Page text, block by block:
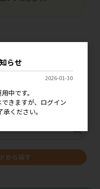
更の
ら
から探す
らせ
2026-01-30
中です。
きますが、ログイン
ください。